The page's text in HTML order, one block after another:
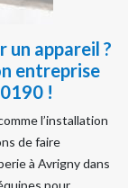
un appareil ?
entreprise
!
l’installation
de faire
à Avrigny dans
pour